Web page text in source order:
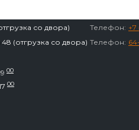
со двора) Телефон: +7
(отгрузка со двора) Телефон:
00
00